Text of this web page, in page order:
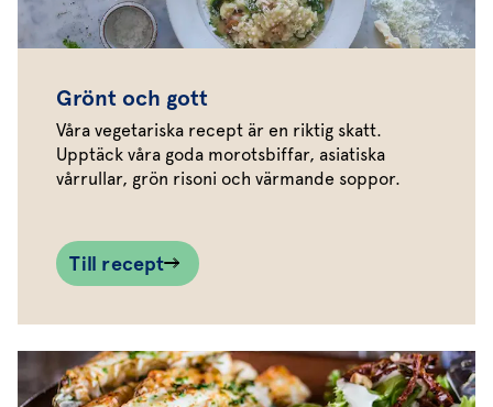
Grönt och gott
Våra vegetariska recept är en riktig skatt.
Upptäck våra goda morotsbiffar, asiatiska
vårrullar, grön risoni och värmande soppor.
Till recept